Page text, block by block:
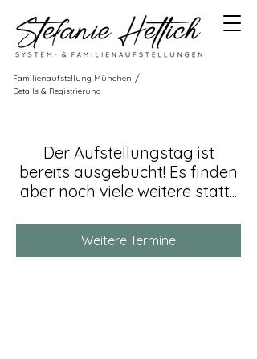
Familienaufstellung München /
Details & Registrierung
Der Aufstellungstag ist
bereits ausgebucht! Es finden
aber noch viele weitere statt...
Weitere Termine